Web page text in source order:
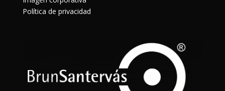
Política de privacidad